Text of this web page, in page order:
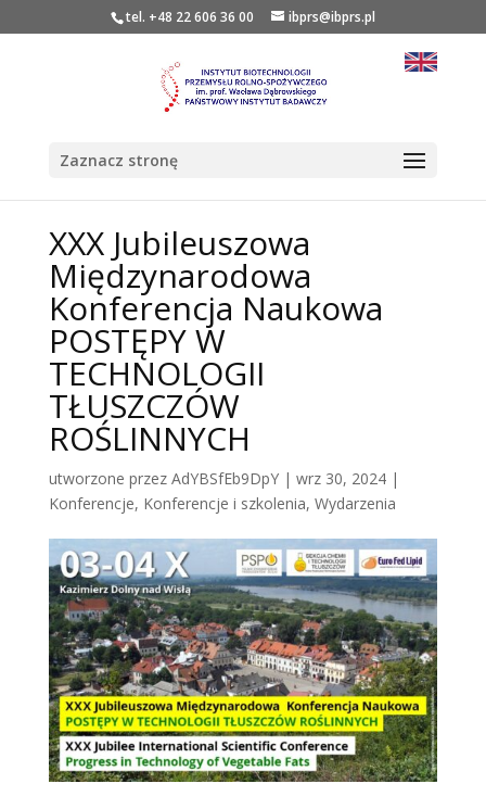
tel. +48 22 606 36 00 ibprs@ibprs.pl
Zaznacz stronę
XXX Jubileuszowa
Międzynarodowa
Konferencja Naukowa
POSTĘPY W
TECHNOLOGII
TŁUSZCZÓW
ROŚLINNYCH
utworzone przez AdYBSfEb9DpY| wrz 30, 2024|
Konferencje, Konferencje i szkolenia, Wydarzenia